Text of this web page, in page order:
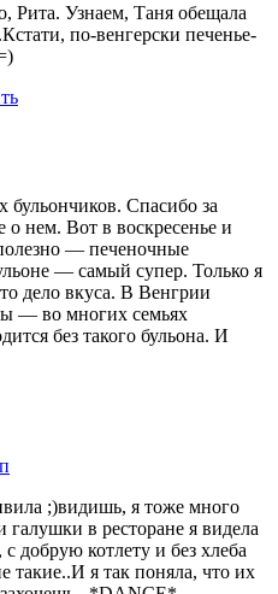
Рита. Узнаем, Таня обещала
по-венгерски печенье-
Спасибо за
нем. Вот в воскресенье и
— печеночные
— самый супер. Только я
дело вкуса. В Венгрии
— во многих семьях
без такого бульона. И
;)видишь, я тоже много
галушки в ресторане я видела
котлету и без хлеба
такие..И я так поняла, что их